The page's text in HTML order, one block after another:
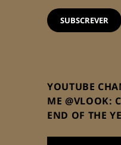
email
SUBSCREVER
YOUTUBE
ME @VLOOK:
END OF THE